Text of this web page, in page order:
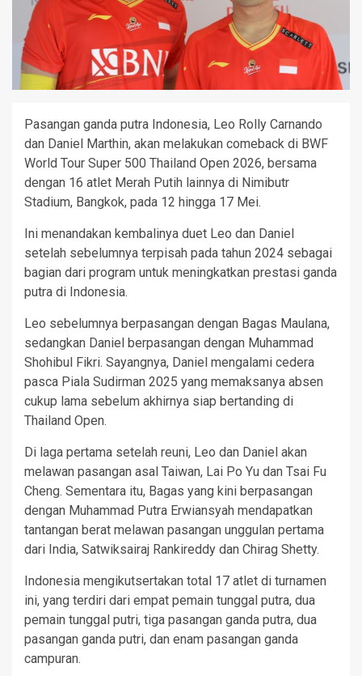
Pasangan ganda putra Indonesia, Leo Rolly Carnando
dan Daniel Marthin, akan melakukan comeback di BWF
World Tour Super 500 Thailand Open 2026, bersama
dengan 16 atlet Merah Putih lainnya di Nimibutr
Stadium, Bangkok, pada 12 hingga 17 Mei.
Ini menandakan kembalinya duet Leo dan Daniel
setelah sebelumnya terpisah pada tahun 2024 sebagai
bagian dari program untuk meningkatkan prestasi ganda
putra di Indonesia.
Leo sebelumnya berpasangan dengan Bagas Maulana,
sedangkan Daniel berpasangan dengan Muhammad
Shohibul Fikri. Sayangnya, Daniel mengalami cedera
pasca Piala Sudirman 2025 yang memaksanya absen
cukup lama sebelum akhirnya siap bertanding di
Thailand Open.
Di laga pertama setelah reuni, Leo dan Daniel akan
melawan pasangan asal Taiwan, Lai Po Yu dan Tsai Fu
Cheng. Sementara itu, Bagas yang kini berpasangan
dengan Muhammad Putra Erwiansyah mendapatkan
tantangan berat melawan pasangan unggulan pertama
dari India, Satwiksairaj Rankireddy dan Chirag Shetty.
Indonesia mengikutsertakan total 17 atlet di turnamen
ini, yang terdiri dari empat pemain tunggal putra, dua
pemain tunggal putri, tiga pasangan ganda putra, dua
pasangan ganda putri, dan enam pasangan ganda
campuran.